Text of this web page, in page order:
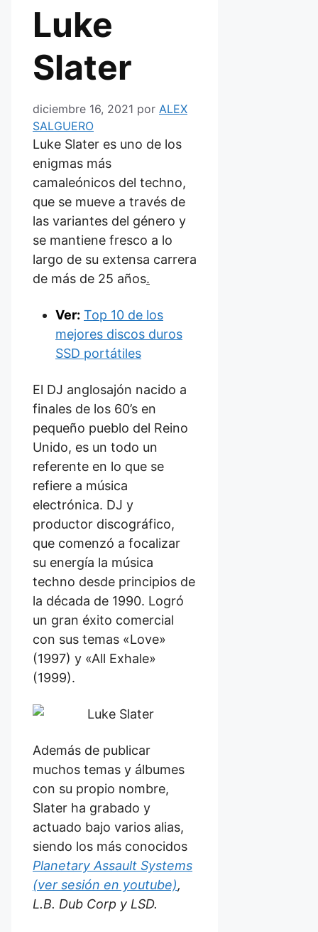
Luke
Slater
diciembre 16, 2021 por ALEX
SALGUERO
Luke Slater es uno de los
enigmas más
camaleónicos del techno,
que se mueve a través de
las variantes del género y
se mantiene fresco a lo
largo de su extensa carrera
de más de 25 años.
Ver: Top 10 de los
mejores discos duros
SSD portátiles
El DJ anglosajón nacido a
finales de los 60’s en
pequeño pueblo del Reino
Unido, es un todo un
referente en lo que se
refiere a música
electrónica. DJ y
productor discográfico,
que comenzó a focalizar
su energía la música
techno desde principios de
la década de 1990. Logró
un gran éxito comercial
con sus temas «Love»
(1997) y «All Exhale»
(1999).
Además de publicar
muchos temas y álbumes
con su propio nombre,
Slater ha grabado y
actuado bajo varios alias,
siendo los más conocidos
Planetary Assault Systems
(ver sesión en youtube),
L.B. Dub Corp y LSD.